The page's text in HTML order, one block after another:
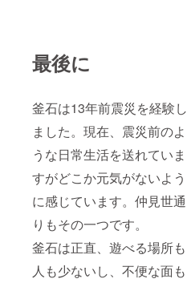
最後に
釜石は13年前震災を経験し
ました。現在、震災前のよ
うな日常生活を送れていま
すがどこか元気がないよう
に感じています。仲見世通
りもその一つです。
釜石は正直、遊べる場所も
人も少ないし、不便な面も